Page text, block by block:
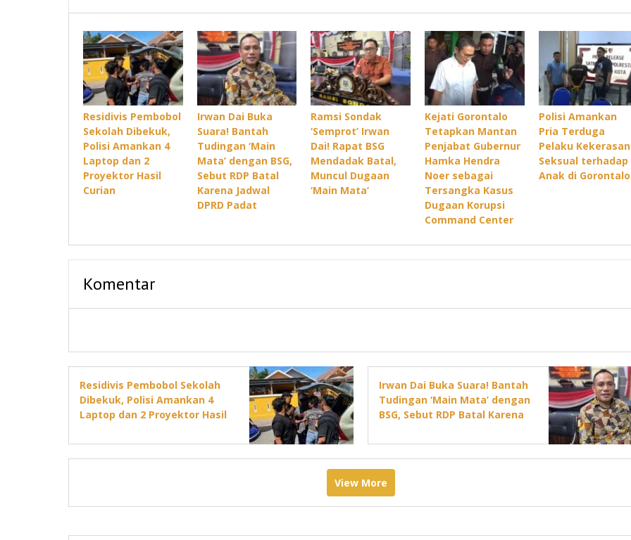
Residivis Pembobol
Sekolah Dibekuk,
Polisi Amankan 4
Laptop dan 2
Proyektor Hasil
Curian
Irwan Dai Buka
Suara! Bantah
Tudingan ‘Main
Mata’ dengan BSG,
Sebut RDP Batal
Karena Jadwal
DPRD Padat
Ramsi Sondak
‘Semprot’ Irwan
Dai! Rapat BSG
Mendadak Batal,
Muncul Dugaan
‘Main Mata’
Kejati Gorontalo
Tetapkan Mantan
Penjabat Gubernur
Hamka Hendra
Noer sebagai
Tersangka Kasus
Dugaan Korupsi
Command Center
Polisi Amankan
Pria Terduga
Pelaku Kekerasan
Seksual terhadap
Anak di Gorontalo
Komentar
Residivis Pembobol Sekolah
Dibekuk, Polisi Amankan 4
Laptop dan 2 Proyektor Hasil
Irwan Dai Buka Suara! Bantah
Tudingan ‘Main Mata’ dengan
BSG, Sebut RDP Batal Karena
View More